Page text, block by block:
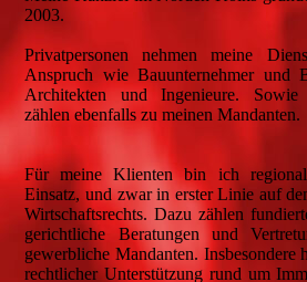
2003.
Privatpersonen nehmen meine
Anspruch wie Bauunternehmer und
Architekten und Ingenieure. Sowie
zählen ebenfalls zu meinen Mandanten.
Für meine Klienten bin ich
Einsatz, und zwar in erster Linie auf
Wirtschaftsrechts. Dazu zählen
gerichtliche Beratungen und
gewerbliche Mandanten. Insbesondere
rechtlicher Unterstützung rund um